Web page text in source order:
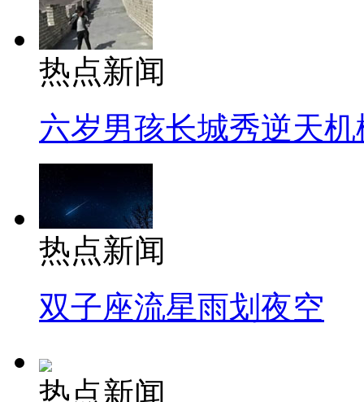
热点新闻
六岁男孩长城秀逆天机
热点新闻
双子座流星雨划夜空
热点新闻